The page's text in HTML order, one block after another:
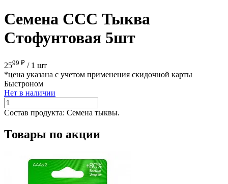
Семена ССС Тыква
Стофунтовая 5шт
2599 ₽ / 1 шт
*цена указана с учетом применения скидочной карты
Быстроном
Нет в наличии
Состав продукта: Семена тыквы.
Товары по акции